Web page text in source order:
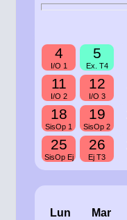
4
I/O 1
5
Ex. T4
11
I/O 2
12
I/O 3
18
SisOp 1
19
SisOp 2
25
SisOp Ej
26
Ej T3
Lun
Mar